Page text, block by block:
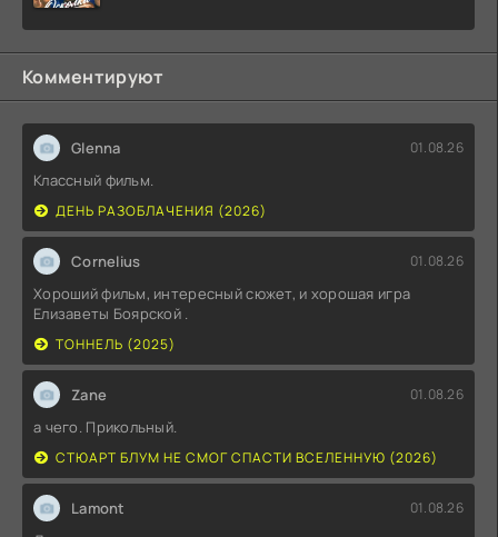
Комментируют
Glenna 01.08.26
Классный фильм.
ДЕНЬ РАЗОБЛАЧЕНИЯ (2026)
Cornelius 01.08.26
Хороший фильм, интересный сюжет, и хорошая игра
Елизаветы Боярской .
ТОННЕЛЬ (2025)
Zane 01.08.26
а чего. Прикольный.
СТЮАРТ БЛУМ НЕ СМОГ СПАСТИ ВСЕЛЕННУЮ (2026)
Lamont 01.08.26